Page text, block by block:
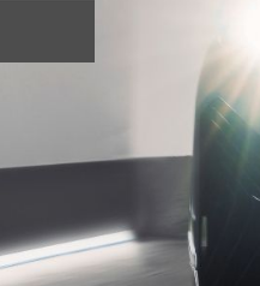
月）的纯电动BMW iX M60